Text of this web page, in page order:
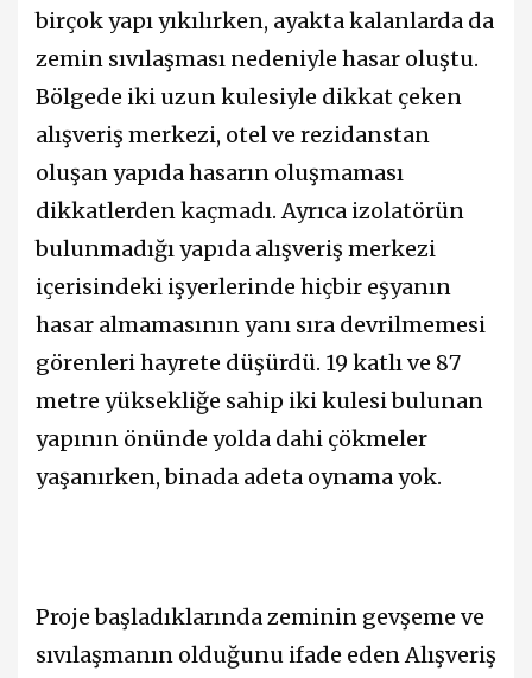
birçok yapı yıkılırken, ayakta kalanlarda da
zemin sıvılaşması nedeniyle hasar oluştu.
Bölgede iki uzun kulesiyle dikkat çeken
alışveriş merkezi, otel ve rezidanstan
oluşan yapıda hasarın oluşmaması
dikkatlerden kaçmadı. Ayrıca izolatörün
bulunmadığı yapıda alışveriş merkezi
içerisindeki işyerlerinde hiçbir eşyanın
hasar almamasının yanı sıra devrilmemesi
görenleri hayrete düşürdü. 19 katlı ve 87
metre yüksekliğe sahip iki kulesi bulunan
yapının önünde yolda dahi çökmeler
yaşanırken, binada adeta oynama yok.
Proje başladıklarında zeminin gevşeme ve
sıvılaşmanın olduğunu ifade eden Alışveriş